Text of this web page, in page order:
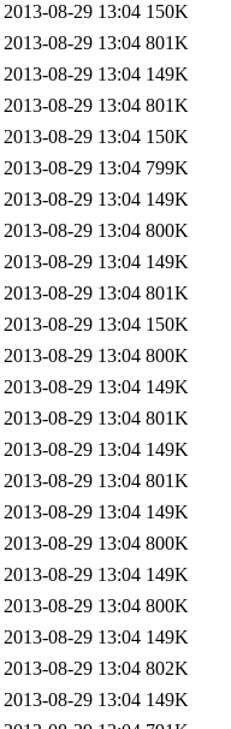
2013-08-29 13:04 150K
2013-08-29 13:04 801K
2013-08-29 13:04 149K
2013-08-29 13:04 801K
2013-08-29 13:04 150K
2013-08-29 13:04 799K
2013-08-29 13:04 149K
2013-08-29 13:04 800K
2013-08-29 13:04 149K
2013-08-29 13:04 801K
2013-08-29 13:04 150K
2013-08-29 13:04 800K
2013-08-29 13:04 149K
2013-08-29 13:04 801K
2013-08-29 13:04 149K
2013-08-29 13:04 801K
2013-08-29 13:04 149K
2013-08-29 13:04 800K
2013-08-29 13:04 149K
2013-08-29 13:04 800K
2013-08-29 13:04 149K
2013-08-29 13:04 802K
2013-08-29 13:04 149K